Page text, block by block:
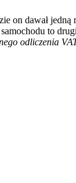
on dawał jedną
to
odliczenia